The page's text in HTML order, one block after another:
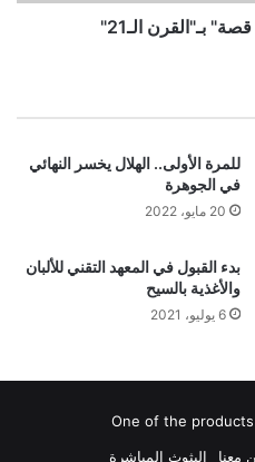
بـ"القرن الـ21"
للمرة الأولى.. الهلال يخسر النهائي
في الجوهرة
20 مايو، 2022
بدء القبول في المعهد التقني للألبان
والأغذية بالسيح
6 يوليو، 2021
One of the
معنا البثوث المباشرة